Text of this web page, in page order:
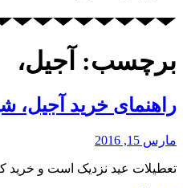
برچسب: آجیل،
راهنمای خرید
مارس 15, 2016
تعطیلات عید نزدیک است و خرید